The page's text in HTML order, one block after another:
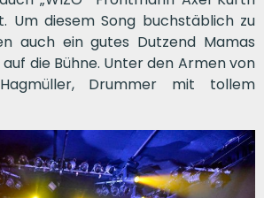
Um diesem Song buchstäblich zu
auch ein gutes Dutzend Mamas
die Bühne. Unter den Armen von
Drummer mit tollem